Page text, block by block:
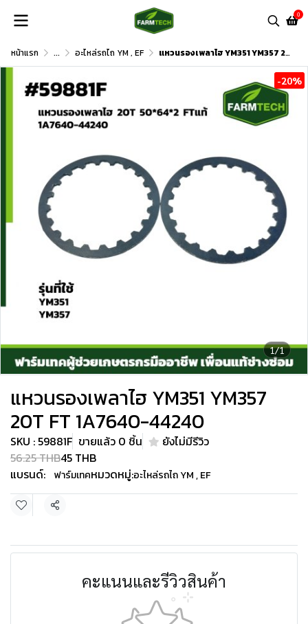
0
หน้าแรก ... อะไหล่รถไถ YM , EF แหวนรองเพลาไฮ YM351 YM357 20T FT 1A7640-44240
1/1
-20%
แหวนรองเพลาไฮ YM351 YM357
20T FT 1A7640-44240
SKU : 59881F ขายแล้ว 0 ชิ้น
ยังไม่มีรีวิว
56.25 THB45 THB
แบรนด์:
ฟาร์มเทคหมวดหมู่:อะไหล่รถไถ YM , EF
แชร์
คะแนนและรีวิวสินค้า